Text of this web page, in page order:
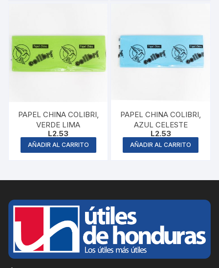
PAPEL CHINA COLIBRI,
VERDE LIMA
L2.53
AÑADIR AL CARRITO
PAPEL CHINA COLIBRI,
AZUL CELESTE
L2.53
AÑADIR AL CARRITO